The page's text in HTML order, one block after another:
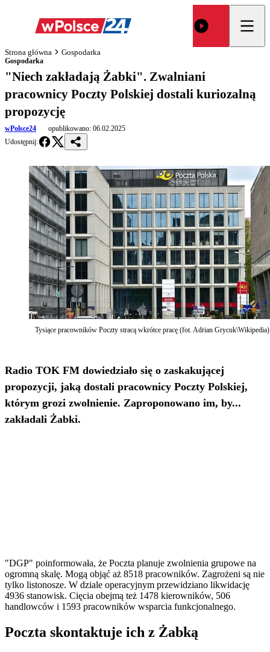
Strona główna Gospodarka
Gospodarka
"Niech zakładają Żabki". Zwalniani
pracownicy Poczty Polskiej dostali kuriozalną
propozycję
wPolsce24 opublikowano: 06.02.2025
Udostępnij:
Tysiące pracowników Poczty stracą wkrótce pracę (fot. Adrian Grycuk\Wikipedia)
Radio TOK FM dowiedziało się o zaskakującej
propozycji, jaką dostali pracownicy Poczty Polskiej,
którym grozi zwolnienie. Zaproponowano im, by...
zakładali Żabki.
"DGP" poinformowała, że Poczta planuje zwolnienia grupowe na
ogromną skalę. Mogą objąć aż 8518 pracowników. Zagrożeni są nie
tylko listonosze. W dziale operacyjnym przewidziano likwidację
4936 stanowisk. Cięcia obejmą też 1478 kierowników, 506
handlowców i 1593 pracowników wsparcia funkcjonalnego.
Poczta skontaktuje ich z Żabką